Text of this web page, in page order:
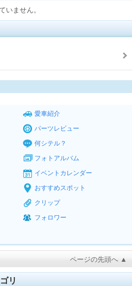
いません。
愛車紹介
パーツレビュー
何シテル？
フォトアルバム
イベントカレンダー
おすすめスポット
クリップ
フォロワー
ページの先頭へ ▲
リ